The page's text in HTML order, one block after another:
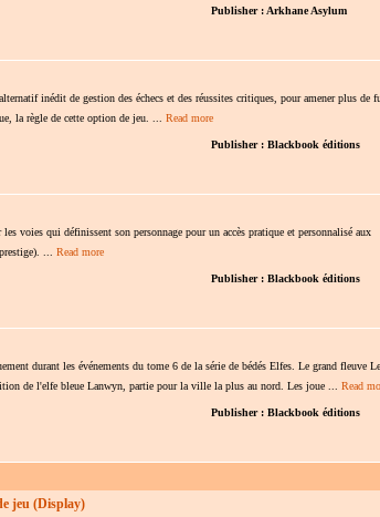
Publisher : Arkhane Asylum
inédit de gestion des échecs et des réussites critiques, pour amener plus de
la règle de cette option de jeu. ... Read more
Publisher : Blackbook éditions
voies qui définissent son personnage pour un accès pratique et personnalisé aux
... Read more
Publisher : Blackbook éditions
durant les événements du tome 6 de la série de bédés Elfes. Le grand fleuve
de l'elfe bleue Lanwyn, partie pour la ville la plus au nord. Les joue ... Read
Publisher : Blackbook éditions
jeu (Display)